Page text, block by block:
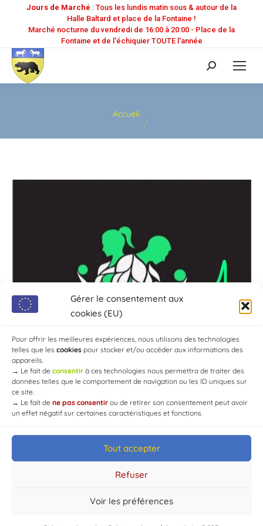
Gérer le consentement aux
cookies (EU)
Pour offrir les meilleures expériences, nous utilisons des technologies
telles que les cookies pour stocker et/ou accéder aux informations des
appareils.
→ Le fait de consentir à ces technologies nous permettra de traiter des
données telles que le comportement de navigation ou les ID uniques sur
ce site.
→ Le fait de ne pas consentir ou de retirer son consentement peut avoir
un effet négatif sur certaines caractéristiques et fonctions.
Tout accepter
Refuser
Voir les préférences
Jours de Marché : Tous les lundis matin sous & autour de la
Halle Baltard et place de la Fontaine !
Marché nocturne du vendredi de 16:00 à 20:00 - Place de la
Fontaine et de l'échiquier TOUTE l'année
Recherche
:
Vous êtes ici :
Accueil
© Mairie de Chaource [2004-2024] | Tous droits réservés.
Developed byWEB3-DESIGN